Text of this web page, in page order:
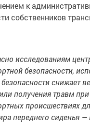
к
собственников
исследованиям
безопасности,
снижает
получения травм
происшествиях
переднего сиденья —